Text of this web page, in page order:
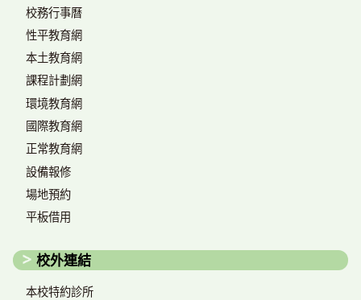
校務行事曆
性平教育網
本土教育網
課程計劃網
環境教育網
國際教育網
正常教育網
設備報修
場地預約
平板借用
校外連結
本校特約診所